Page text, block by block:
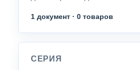
1 документ · 0 товаров
СЕРИЯ